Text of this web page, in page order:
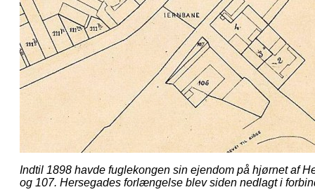
Indtil 1898 havde fuglekongen sin ejendom på hjørnet af
og 107. Hersegades forlængelse blev siden nedlagt i